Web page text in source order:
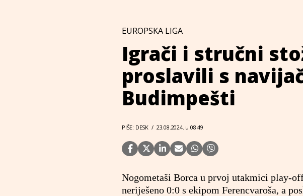
EUROPSKA LIGA
Igrači i stručni
proslavili s
Budimpešti
PIŠE: DESK / 23.08.2024. u 08:49
Nogometaši Borca u prvoj utakmici play-
neriješeno 0:0 s ekipom Ferencvaroša, a